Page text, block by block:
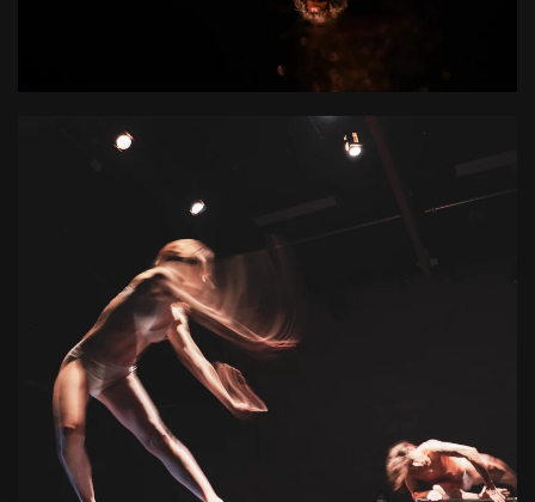
L'accueil d'artistes en résidence dans son espace de
travail dédié : l'Atelier des Marches
+ D'INFOS